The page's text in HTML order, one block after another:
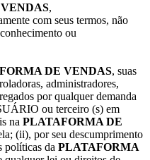
,
com seus termos, não
ou
DE VENDAS, suas
administradores,
por qualquer demanda
ou terceiro (s) em
na PLATAFORMA DE
(ii), por seu descumprimento
da PLATAFORMA